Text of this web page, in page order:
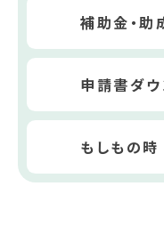
補助金・助
申請書ダ
もしもの時